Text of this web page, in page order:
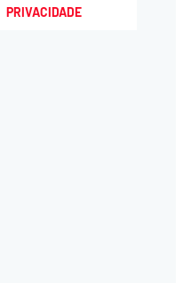
PRIVACIDADE